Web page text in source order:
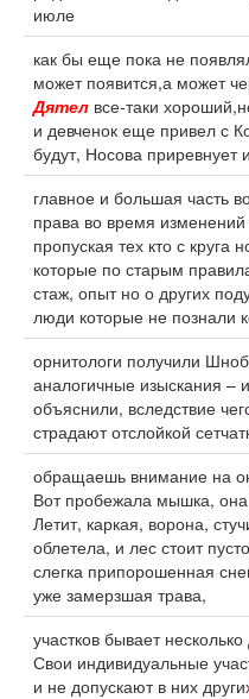
июле
как бы еще пока не
может появится,а может
Дятел все-таки
и девченок еще привел с
будут, Носова приревнует
главное и большая часть
права во время изменений
пропуская тех кто с круга
которые по старым
стаж, опыт но о других
люди которые не познали
орнитологи получили
аналогичные изыскания –
объяснили, вследствие
страдают отслойкой
обращаешь внимание на
Вот пробежала мышка, она
Летит, каркая, ворона,
облетела, и лес стоит
слегка припорошенная
уже замерзшая трава,
участков бывает несколько
Свои индивидуальные
и не допускают в них